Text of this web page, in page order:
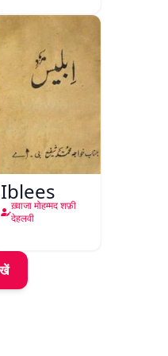
Iblees
ख़्वाजा मोहम्मद शफ़ी
देहलवी